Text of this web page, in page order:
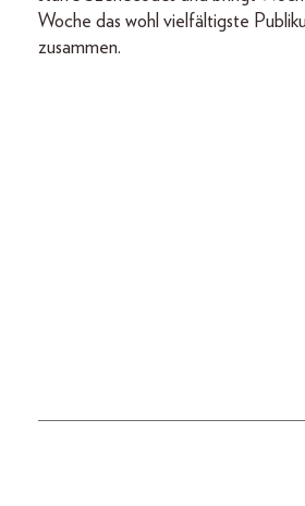
Woche das wohl vielfältigste
zusammen.